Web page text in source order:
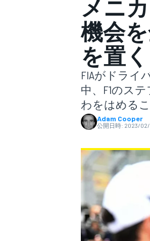
スーパーフォーミ
メニ
機会
を置く
FIAがドライ
中、F1のス
わをはめる
Adam Cooper
公開日時: 2023/